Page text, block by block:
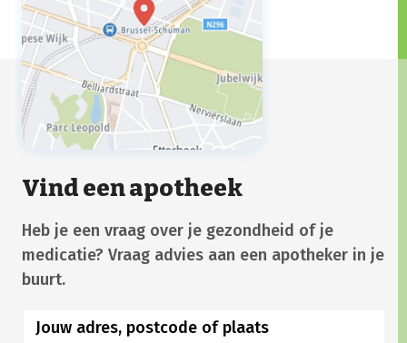
Vind een apotheek
Heb je een vraag over je gezondheid of je
medicatie? Vraag advies aan een apotheker in je
buurt.